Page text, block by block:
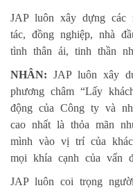
JAP luôn xây dựng các
tác, đồng nghiệp, nhà
tình thân ái, tinh thần
NHÂN: JAP luôn xây
phương châm “Lấy
động của Công ty và
cao nhất là thỏa mãn
mình vào vị trí của
mọi khía cạnh của vấn
JAP luôn coi trọng